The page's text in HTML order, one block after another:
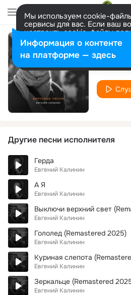
Мы используем cookie-
сервисы для вас. Если ваш
настроить cookie-файлы
представитель. Больше
Разрешить все Настроить
Евгений
Другие песни исполнителя
Герда
Евгений Калинин
А Я
Евгений Калинин
Выключи верхний свет
Евгений Калинин
Гололед (Remastered 2025)
Евгений Калинин
Куриная слепота
Евгений Калинин
Зеркальце (Remastered
Евгений Калинин
Информация о контенте
на платформе — здесь